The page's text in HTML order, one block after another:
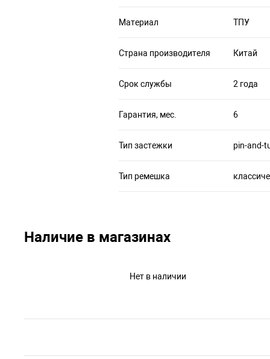
Материал ТПУ
Страна производителя Китай
Срок службы 2 года
Гарантия, мес. 6
Тип застежки pin-and-
Тип ремешка
Наличие в магазинах
Нет в наличии